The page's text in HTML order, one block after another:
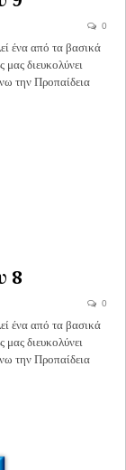
0
ένα από τα βασικά
διευκολύνει
την Προπαίδεια
8
0
ένα από τα βασικά
διευκολύνει
την Προπαίδεια